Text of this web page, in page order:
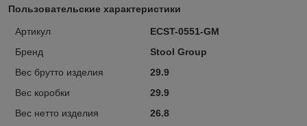
Пользовательские характеристики
Артикул
ECST-0551-GM
Бренд
Stool Group
Вес брутто изделия
29.9
Вес коробки
29.9
Вес нетто изделия
26.8